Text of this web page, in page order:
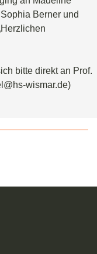
Berner und
bitte direkt an Prof.
wismar.de)